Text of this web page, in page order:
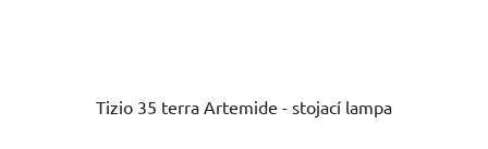
Tizio 35 terra Artemide - stojací lampa